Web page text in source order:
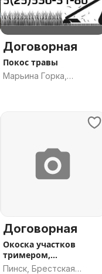
Договорная
Покос травы
Марьина Горка,
Договорная
Окоска участков
тримером,
благоустройство
Пинск, Брестская